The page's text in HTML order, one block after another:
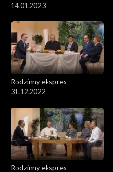
14.01.2023
Rodzinny ekspres
31.12.2022
Rodzinny ekspres